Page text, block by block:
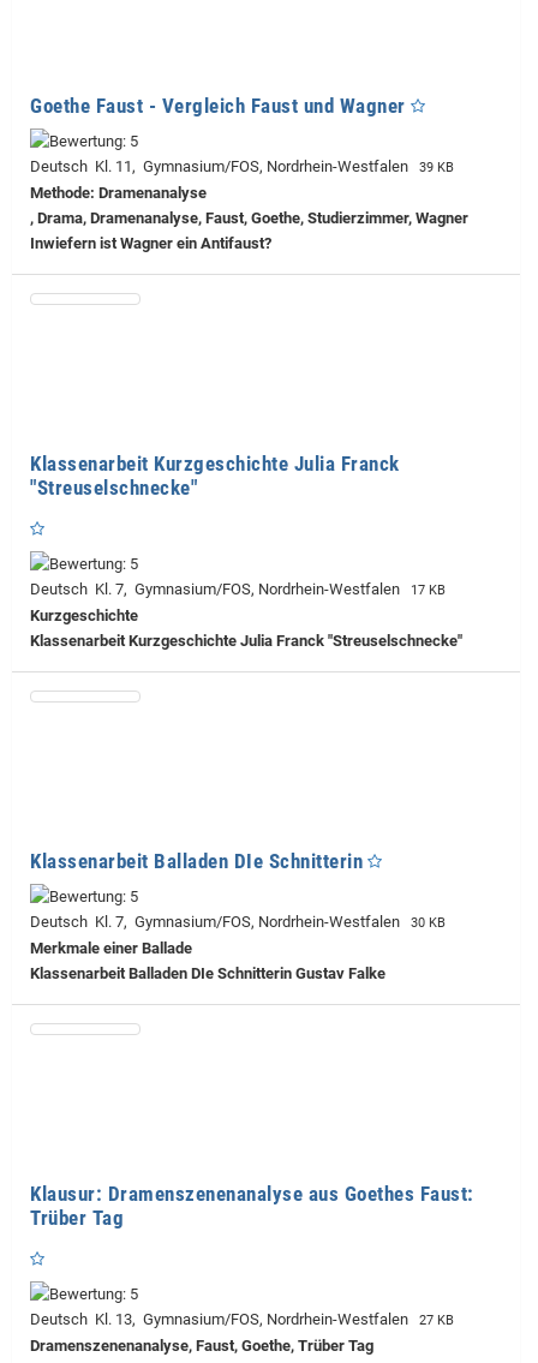
Goethe Faust - Vergleich Faust und Wagner
Deutsch Kl. 11, Gymnasium/FOS, Nordrhein-Westfalen 39 KB
Methode: Dramenanalyse
, Drama, Dramenanalyse, Faust, Goethe, Studierzimmer, Wagner
Inwiefern ist Wagner ein Antifaust?
Klassenarbeit Kurzgeschichte Julia Franck
"Streuselschnecke"
Deutsch Kl. 7, Gymnasium/FOS, Nordrhein-Westfalen 17 KB
Kurzgeschichte
Klassenarbeit Kurzgeschichte Julia Franck "Streuselschnecke"
Klassenarbeit Balladen DIe Schnitterin
Deutsch Kl. 7, Gymnasium/FOS, Nordrhein-Westfalen 30 KB
Merkmale einer Ballade
Klassenarbeit Balladen DIe Schnitterin Gustav Falke
Klausur: Dramenszenenanalyse aus Goethes Faust:
Trüber Tag
Deutsch Kl. 13, Gymnasium/FOS, Nordrhein-Westfalen 27 KB
Dramenszenenanalyse, Faust, Goethe, Trüber Tag